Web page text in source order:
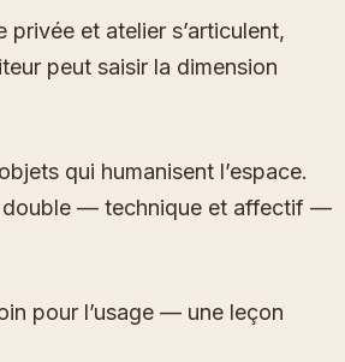
et atelier s’articulent,
peut saisir la dimension
qui humanisent l’espace.
double — technique et affectif —
pour l’usage — une leçon